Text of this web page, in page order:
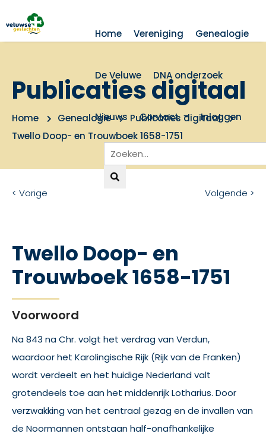
Home Vereniging Genealogie
De Veluwe DNA onderzoek
Nieuws Contact Inloggen
Publicaties digitaal
Home Genealogie
Publicaties digitaal
Twello Doop- en Trouwboek 1658-1751
< Vorige Volgende >
Twello Doop- en
Trouwboek 1658-1751
Voorwoord
Na 843 na Chr. volgt het verdrag van Verdun,
waardoor het Karolingische Rijk (Rijk van de Franken)
wordt verdeelt en het huidige Nederland valt
grotendeels toe aan het middenrijk Lotharius. Door
verzwakking van het centraal gezag en de invallen van
de Noormannen ontstaan half-onafhankelijke